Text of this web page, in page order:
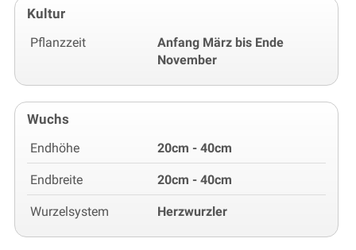
Kultur
Pflanzzeit
Anfang März bis Ende
November
Wuchs
Endhöhe 20cm - 40cm
Endbreite 20cm - 40cm
Wurzelsystem Herzwurzler